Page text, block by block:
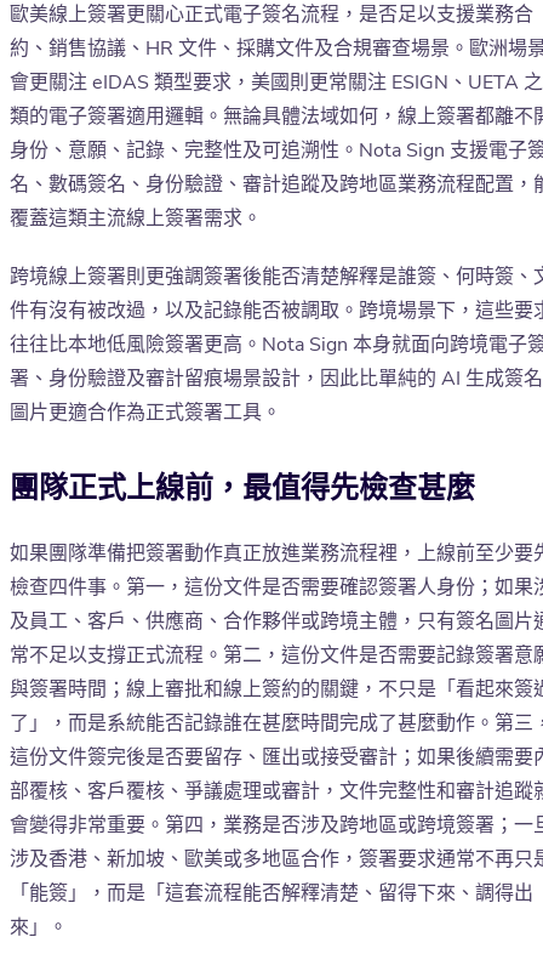
歐美線上簽署更關心正式電子簽名流程，是否足以支援業務合
約、銷售協議、HR 文件、採購文件及合規審查場景。歐洲場
會更關注 eIDAS 類型要求，美國則更常關注 ESIGN、UETA 之
類的電子簽署適用邏輯。無論具體法域如何，線上簽署都離不
身份、意願、記錄、完整性及可追溯性。Nota Sign 支援電子
名、數碼簽名、身份驗證、審計追蹤及跨地區業務流程配置，
覆蓋這類主流線上簽署需求。
跨境線上簽署則更強調簽署後能否清楚解釋是誰簽、何時簽、
件有沒有被改過，以及記錄能否被調取。跨境場景下，這些要
往往比本地低風險簽署更高。Nota Sign 本身就面向跨境電子
署、身份驗證及審計留痕場景設計，因此比單純的 AI 生成簽名
圖片更適合作為正式簽署工具。
團隊正式上線前，最值得先檢查甚麼
如果團隊準備把簽署動作真正放進業務流程裡，上線前至少要
檢查四件事。第一，這份文件是否需要確認簽署人身份；如果
及員工、客戶、供應商、合作夥伴或跨境主體，只有簽名圖片
常不足以支撐正式流程。第二，這份文件是否需要記錄簽署意
與簽署時間；線上審批和線上簽約的關鍵，不只是「看起來簽
了」，而是系統能否記錄誰在甚麼時間完成了甚麼動作。第三
這份文件簽完後是否要留存、匯出或接受審計；如果後續需要
部覆核、客戶覆核、爭議處理或審計，文件完整性和審計追蹤
會變得非常重要。第四，業務是否涉及跨地區或跨境簽署；一
涉及香港、新加坡、歐美或多地區合作，簽署要求通常不再只
「能簽」，而是「這套流程能否解釋清楚、留得下來、調得出
來」。